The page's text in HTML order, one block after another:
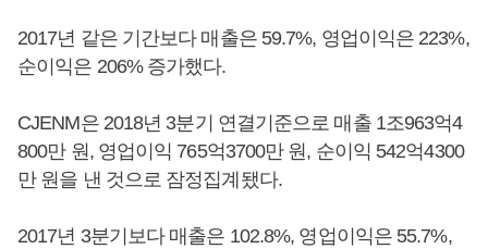
2017년 같은 기간보다 매출은 59.7%, 영업이익은 223%,
순이익은 206% 증가했다.
CJENM은 2018년 3분기 연결기준으로 매출 1조963억4
800만 원, 영업이익 765억3700만 원, 순이익 542억4300
만 원을 낸 것으로 잠정집계됐다.
2017년 3분기보다 매출은 102.8%, 영업이익은 55.7%,